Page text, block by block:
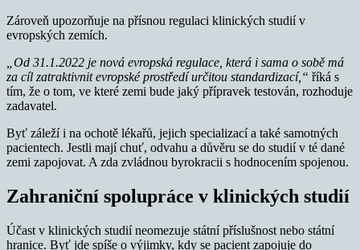
Zároveň upozorňuje na přísnou regulaci klinických studií v
evropských zemích.
„Od 31.1.2022 je nová evropská regulace, která i sama o sobě má
za cíl zatraktivnit evropské prostředí určitou standardizací,“ říká s
tím, že o tom, ve které zemi bude jaký přípravek testován, rozhoduje
zadavatel.
Byť záleží i na ochotě lékařů, jejich specializací a také samotných
pacientech. Jestli mají chuť, odvahu a důvěru se do studií v té dané
zemi zapojovat. A zda zvládnou byrokracii s hodnocením spojenou.
Zahraniční spolupráce v klinických studií
Účast v klinických studií neomezuje státní příslušnost nebo státní
hranice. Byť jde spíše o výjimky, kdy se pacient zapojuje do